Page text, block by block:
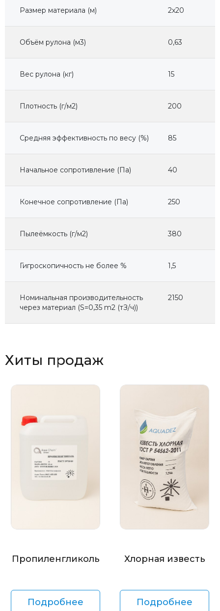
Размер материала (м) 2x20
Объём рулона (м3) 0,63
Вес рулона (кг) 15
Плотность (г/м2) 200
Средняя эффективность по весу (%) 85
Начальное сопротивление (Па) 40
Конечное сопротивление (Па) 250
Пылеёмкость (г/м2) 380
Гигроскопичность не более % 1,5
Номинальная производительность
через материал (S=0,35 m2 (тЗ/ч))
2150
Хиты продаж
Пропиленгликоль
Подробнее
Хлорная известь
Подробнее